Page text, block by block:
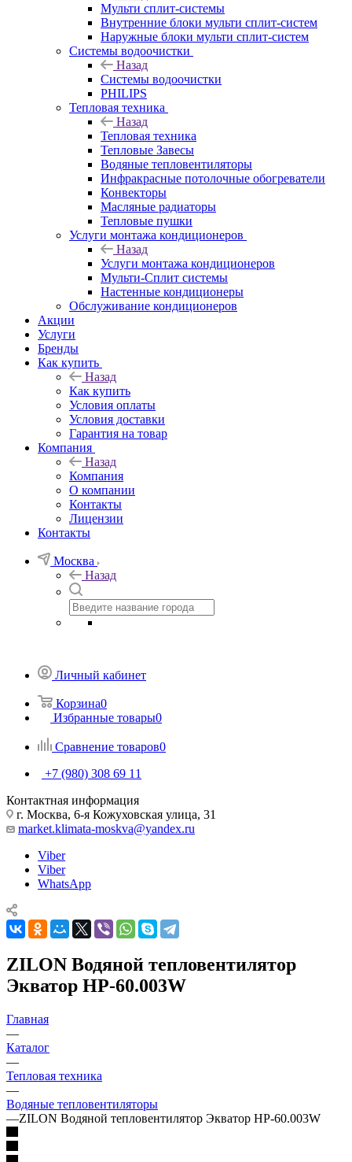
Мульти сплит-системы
Внутренние блоки мульти сплит-систем
Наружные блоки мульти сплит-систем
Системы водоочистки
Назад
Системы водоочистки
PHILIPS
Тепловая техника
Назад
Тепловая техника
Тепловые Завесы
Водяные тепловентиляторы
Инфракрасные потолочные обогреватели
Конвекторы
Масляные радиаторы
Тепловые пушки
Услуги монтажа кондиционеров
Назад
Услуги монтажа кондиционеров
Мульти-Сплит системы
Настенные кондиционеры
Обслуживание кондиционеров
Акции
Услуги
Бренды
Как купить
Назад
Как купить
Условия оплаты
Условия доставки
Гарантия на товар
Компания
Назад
Компания
О компании
Контакты
Лицензии
Контакты
Москва
Назад
Личный кабинет
Корзина0
Избранные товары0
Сравнение товаров0
+7 (980) 308 69 11
Контактная информация
г. Москва, 6-я Кожуховская улица, 31
market.klimata-moskva@yandex.ru
Viber
Viber
WhatsApp
ZILON Водяной тепловентилятор
Экватор HP-60.003W
Главная
—
Каталог
—
Тепловая техника
—
Водяные тепловентиляторы
—ZILON Водяной тепловентилятор Экватор HP-60.003W